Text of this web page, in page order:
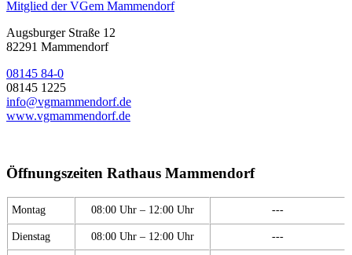
Mitglied der VGem Mammendorf
Augsburger Straße 12
82291 Mammendorf
08145 84-0
08145 1225
info@vgmammendorf.de
www.vgmammendorf.de
Öffnungszeiten Rathaus Mammendorf
Montag 08:00 Uhr – 12:00 Uhr ---
Dienstag 08:00 Uhr – 12:00 Uhr ---